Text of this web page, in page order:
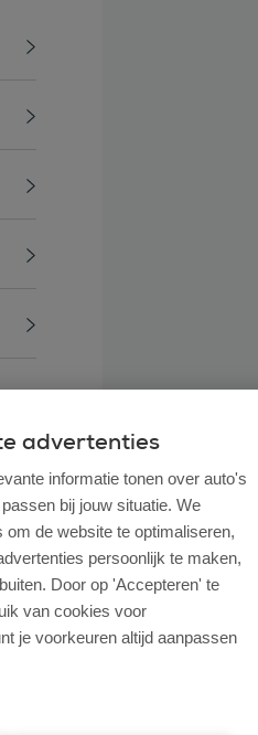
advertenties
informatie tonen over auto's
bij jouw situatie. We
de website te optimaliseren,
persoonlijk te maken,
Door op 'Accepteren' te
van cookies voor
je voorkeuren altijd aanpassen